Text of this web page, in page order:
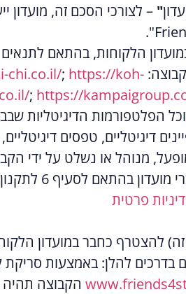
" – לצורכי הסכם זה, מועדון
הלקוחות, בהתאם
chi.co.il/; https://koh-
; https://
וכל הפלטפורמות הדיגיטליות
דיגיטליים, טפסים
מנוהל או נשלט על ידי
בהתאם לסעיף 6 לתקנון.
פרטית
זה) להצטרף כחבר במועדון
הקבוצה